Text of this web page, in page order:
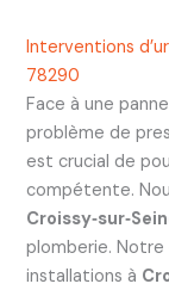
Interventions
78290
Face à une
problème de
est crucial de
compétente.
plomberie. Notre
installations à